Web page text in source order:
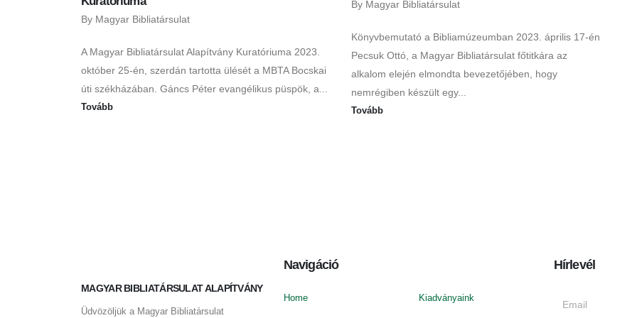
By Magyar Bibliatársulat
A Magyar Bibliatársulat Alapítvány Kuratóriuma 2023.
október 25-én, szerdán tartotta ülését a MBTA Bocskai
úti székházában. Gáncs Péter evangélikus püspök, a...
Tovább
By Magyar Bibliatársulat
Könyvbemutató a Bibliamúzeumban 2023. április 17-én
Pecsuk Ottó, a Magyar Bibliatársulat főtitkára az
alkalom elején elmondta bevezetőjében, hogy
nemrégiben készült egy...
Tovább
MAGYAR BIBLIATÁRSULAT ALAPÍTVÁNY
Üdvözöljük a Magyar Bibliatársulat
Navigáció
Home Kiadványaink
Hírlevél